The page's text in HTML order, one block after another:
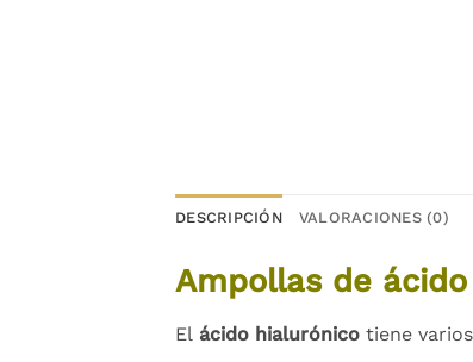
DESCRIPCIÓN VALORACIONES (0)
Ampollas de
El ácido hialurónico tiene